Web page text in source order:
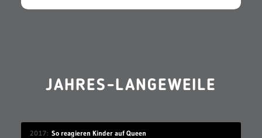
JAHRES-LANGEWEILE
2017 So reagieren Kinder auf Queen